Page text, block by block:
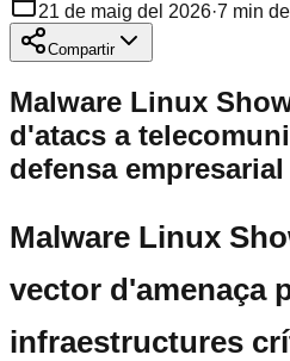
21 de maig del 2026·7 min
Compartir
Malware Linux
d'atacs a
defensa empresarial
Malware Linux
vector d'amenaça
infraestructures